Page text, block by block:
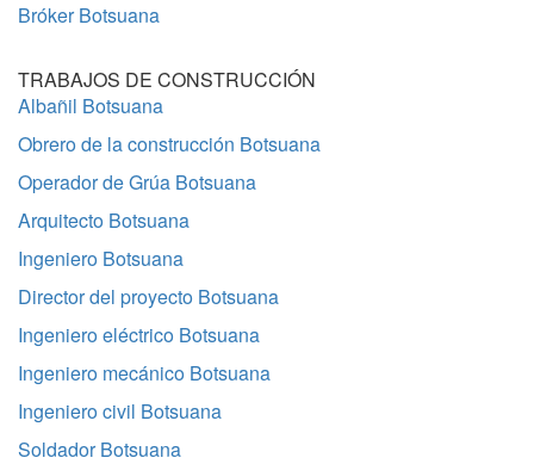
Bróker Botsuana
TRABAJOS DE CONSTRUCCIÓN
Albañil Botsuana
Obrero de la construcción Botsuana
Operador de Grúa Botsuana
Arquitecto Botsuana
Ingeniero Botsuana
Director del proyecto Botsuana
Ingeniero eléctrico Botsuana
Ingeniero mecánico Botsuana
Ingeniero civil Botsuana
Soldador Botsuana